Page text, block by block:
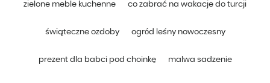
zielone meble kuchenne co zabrać na wakacje do turcji
świąteczne ozdoby ogród leśny nowoczesny
prezent dla babci pod choinkę malwa sadzenie